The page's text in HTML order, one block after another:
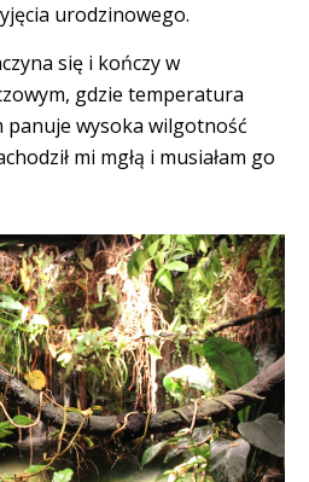
urodzinowego.
się i kończy w
gdzie temperatura
panuje wysoka wilgotność
mi mgłą i musiałam go